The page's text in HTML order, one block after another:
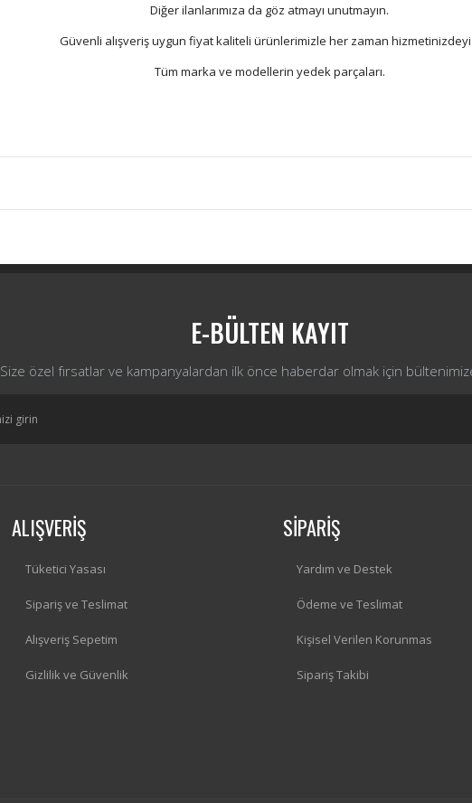
Diğer ilanlarımıza da göz atmayı unutmayın.
Güvenli alışveriş uygun fiyat kaliteli ürünlerimizle her zaman
Tüm marka ve modellerin yedek parçaları.
E-BÜLTEN KAYIT
Size özel fırsatlar ve kampanyalardan ilk önce haberdar olmak için
ALIŞVERİŞ
Tüketici Yasası
Sipariş ve Teslimat
Alışveriş Sepetim
Gizlilik ve Güvenlik
SİPARİŞ
Yardım ve Destek
Ödeme ve Teslimat
Kişisel Verilen Korunmas
Sipariş Takibi